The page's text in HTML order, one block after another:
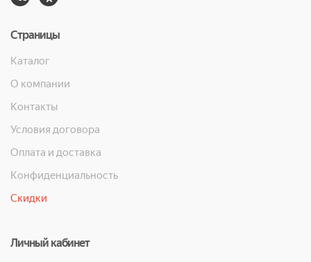
Страницы
Каталог
О компании
Контакты
Условия договора
Оплата и доставка
Конфиденциальность
Скидки
Личный кабинет